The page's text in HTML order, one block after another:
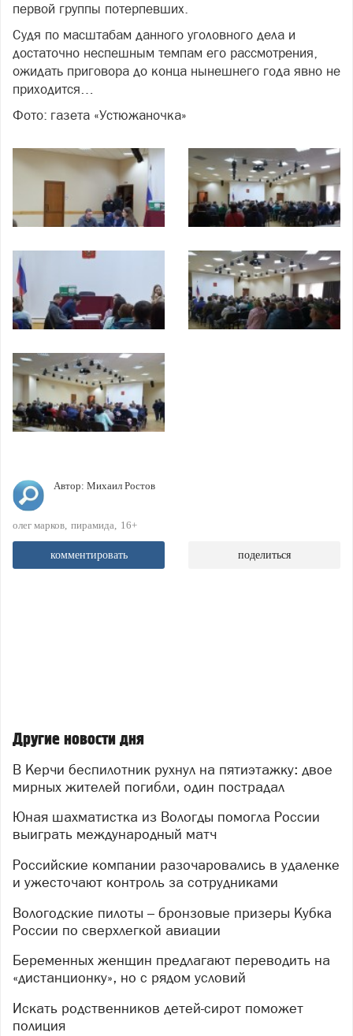
первой группы потерпевших.
Судя по масштабам данного уголовного дела и
достаточно неспешным темпам его рассмотрения,
ожидать приговора до конца нынешнего года явно не
приходится…
Фото: газета «Устюжаночка»
Автор: Михаил Ростов
олег марков пирамида 16+
комментировать поделиться
Другие новости дня
В Керчи беспилотник рухнул на пятиэтажку: двое
мирных жителей погибли, один пострадал
Юная шахматистка из Вологды помогла России
выиграть международный матч
Российские компании разочаровались в удаленке
и ужесточают контроль за сотрудниками
Вологодские пилоты – бронзовые призеры Кубка
России по сверхлегкой авиации
Беременных женщин предлагают переводить на
«дистанционку», но с рядом условий
Искать родственников детей-сирот поможет
полиция